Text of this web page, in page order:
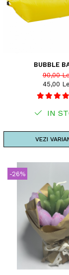
BUBBLE
90,00
45,00
IN
VEZI
-26%